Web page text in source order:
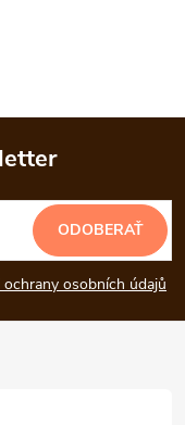
osobních údajů
ODOBERAŤ